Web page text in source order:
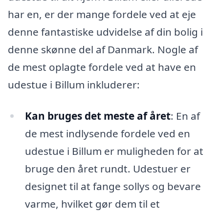
har en, er der mange fordele ved at eje
denne fantastiske udvidelse af din bolig i
denne skønne del af Danmark. Nogle af
de mest oplagte fordele ved at have en
udestue i Billum inkluderer:
Kan bruges det meste af året: En af
de mest indlysende fordele ved en
udestue i Billum er muligheden for at
bruge den året rundt. Udestuer er
designet til at fange sollys og bevare
varme, hvilket gør dem til et